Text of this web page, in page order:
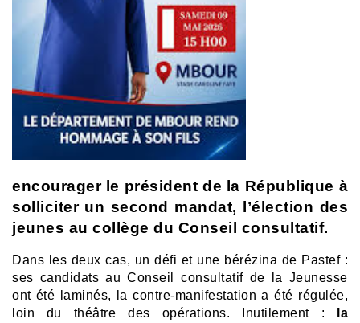
encourager le président de la République à
solliciter un second mandat,
l’élection des
jeunes au collège du Conseil consultatif.
Dans les deux cas, un défi et une bérézina de Pastef :
ses candidats au Conseil consultatif de la Jeunesse
ont été laminés, la contre-manifestation a été régulée,
loin du théâtre des opérations. Inutilement :
la